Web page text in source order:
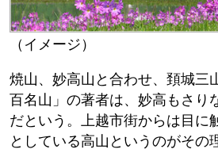
（イメージ）
焼山、妙高山と合わせ、頚城三
百名山」の著者は、妙高もさり
だという。上越市街からは目に
としている高山というのがその